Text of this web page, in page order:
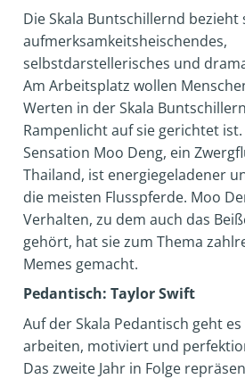
Die Skala Buntschillernd bezieht
aufmerksamkeitsheischendes,
selbstdarstellerisches und
Am Arbeitsplatz wollen
Werten in der Skala
Rampenlicht auf sie gerichtet
Sensation Moo Deng, ein
Thailand, ist energiegeladener
die meisten Flusspferde. Moo
Verhalten, zu dem auch das
gehört, hat sie zum Thema
Memes gemacht.
Pedantisch: Taylor Swift
Auf der Skala Pedantisch geht
arbeiten, motiviert und
Das zweite Jahr in Folge